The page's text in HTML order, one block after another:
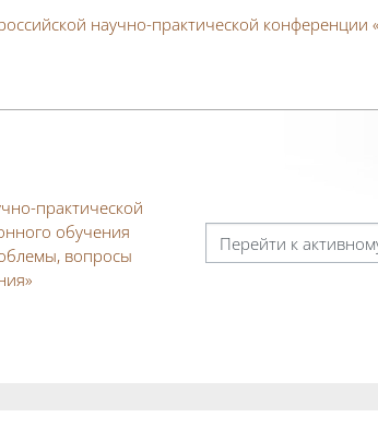
научно-практической
практической
обучения
вопросы
Перейти к активному